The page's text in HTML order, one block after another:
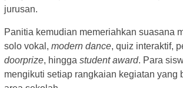
jurusan.
Panitia kemudian memeriahkan suasana
solo vokal, modern dance, quiz interaktif,
doorprize, hingga student award. Para
mengikuti setiap rangkaian kegiatan yang